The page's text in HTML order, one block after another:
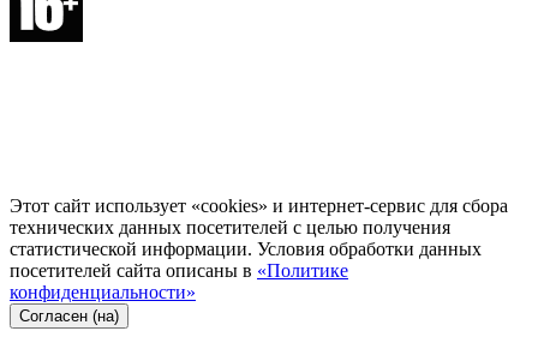
Этот сайт использует «cookies» и интернет-сервис для сбора
технических данных посетителей с целью получения
статистической информации. Условия обработки данных
посетителей сайта описаны в «Политике
конфиденциальности»
Согласен (на)